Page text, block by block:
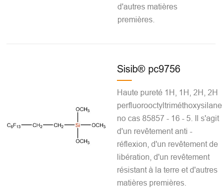
d'autres matières
premières.
Sisib® pc9756
Haute pureté 1H, 1H, 2H, 2H
no cas 85857 - 16 - 5. Il s'agit
d'un revêtement anti -
réflexion, d'un revêtement de
libération, d'un revêtement
résistant à la terre et d'autres
matières premières.